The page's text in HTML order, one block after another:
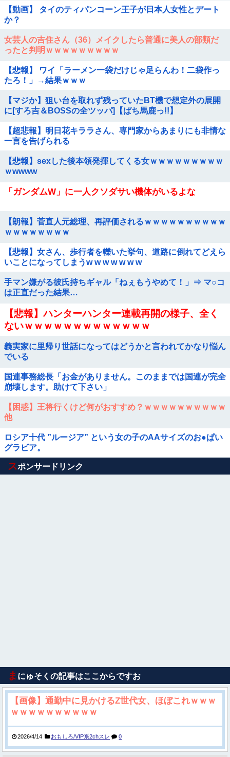
【動画】 タイのティパンコーン王子が日本人女性とデート
か？
女芸人の吉住さん（36）メイクしたら普通に美人の部類だ
ったと判明ｗｗｗｗｗｗｗｗｗ
【悲報】 ワイ「ラーメン一袋だけじゃ足らんわ！二袋作っ
たろ！」→結果ｗｗｗ
【マジか】狙い台を取れず残っていたBT機で想定外の展開
に[すろ吉＆BOSSの全ツッパ]【ぱち馬鹿っ!!】
【超悲報】明日花キララさん、専門家からあまりにも非情な
一言を告げられる
【悲報】sexした後本領発揮してくる女ｗｗｗｗｗｗｗｗｗ
ｗwwww
「ガンダムW」に一人クソダサい機体がいるよな
【朗報】菅直人元総理、再評価されるｗｗｗｗｗｗｗｗｗｗ
ｗｗｗｗｗｗｗｗ
【悲報】女さん、歩行者を轢いた挙句、道路に倒れてどえら
いことになってしまうw w w w w w w
手マン嫌がる彼氏持ちギャル「ねぇもうやめて！」⇒ マ○コ
は正直だった結果…
【悲報】ハンターハンター連載再開の様子、全く
ないｗｗｗｗｗｗｗｗｗｗｗｗｗ
義実家に里帰り世話になってはどうかと言われてかなり悩ん
でいる
国連事務総長「お金がありません。このままでは国連が完全
崩壊します。助けて下さい」
【困惑】王将行くけど何がおすすめ？ｗｗｗｗｗｗｗｗｗｗ
他
ロシア十代 ”ルージア” という女の子のAAサイズのお●ぱい
グラビア。
Powered by livedoor 相互RSS
スポンサードリンク
ま にゅそくの記事はここからですお
【画像】通勤中に見かけるZ世代女、ほぼこれｗｗｗ
ｗｗｗｗｗｗｗｗｗｗ
2026/4/14 おもしろ/VIP系2chスレ 0